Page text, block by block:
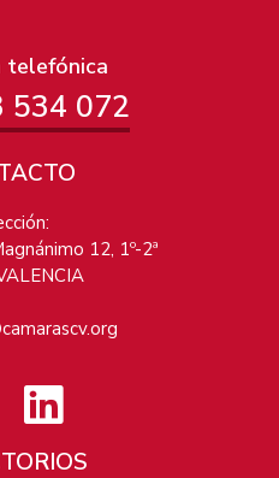
telefónica
534 072
12, 1º-2ª